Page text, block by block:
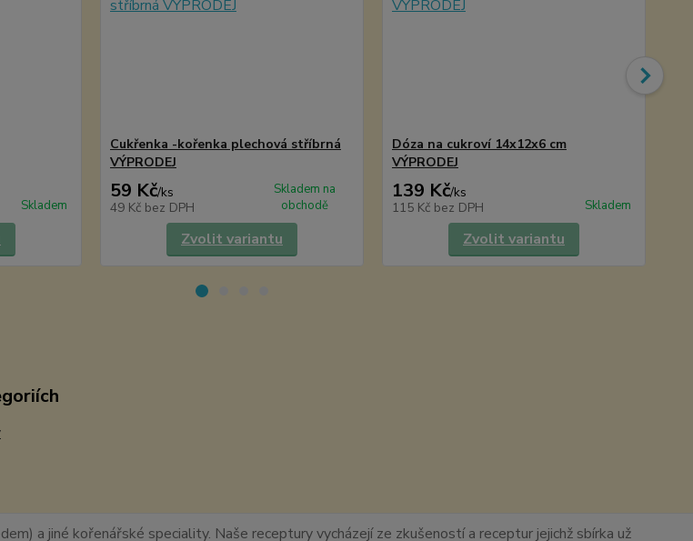
Skladem
Cukřenka -kořenka plechová stříbrná
VÝPRODEJ
59 Kč/ks
49 Kč bez DPH
Skladem na
obchodě
Zvolit variantu
Dóza na cukroví 14x12x6 cm
VÝPRODEJ
139 Kč/ks
115 Kč bez DPH Skladem
Zvolit variantu
a jiné kořenářské speciality. Naše receptury vycházejí ze zkušeností a receptur jejichž sbírka už